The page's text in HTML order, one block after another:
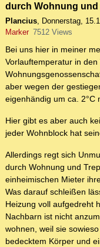
durch Wohnung
Plancius, Donnerstag,
Marker 7512 Views
Bei uns hier in meiner
Vorlauftemperatur in
aber wegen der
eigenhändig um ca. 2°C
Hier gibt es aber auch
jeder Wohnblock hat
Allerdings regt sich
durch Wohnung und
einheimischen Mieter
Was darauf schleißen
Heizung voll aufgedreht
Nachbarn ist nicht
wohnen, weil sie
bedecktem Körper und